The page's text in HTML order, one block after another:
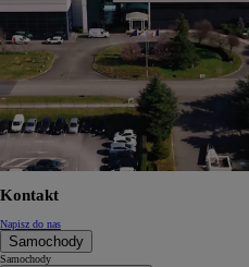
Kontakt
Napisz do nas
Samochody
Samochody